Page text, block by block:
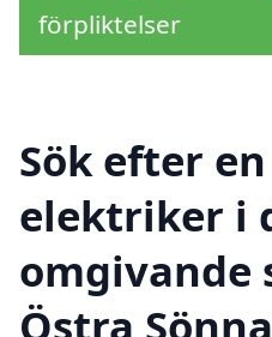
förpliktelser
Sök efter
elektriker i
omgivande
Östra